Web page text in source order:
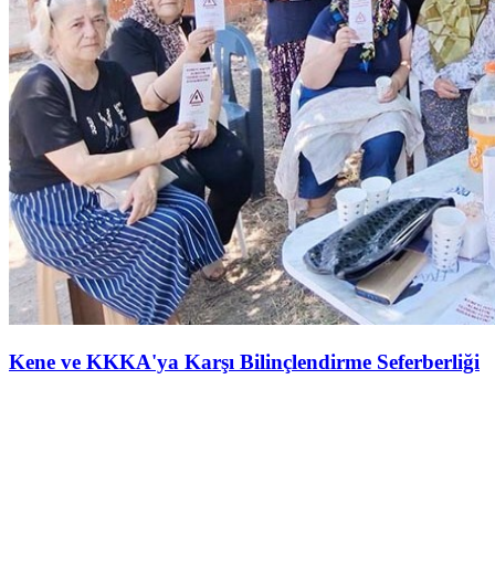
Kene ve KKKA'ya Karşı Bilinçlendirme Seferberliği